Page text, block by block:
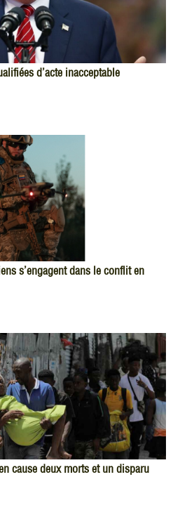
d’acte inacceptable
s’engagent dans le conflit en
cause deux morts et un disparu